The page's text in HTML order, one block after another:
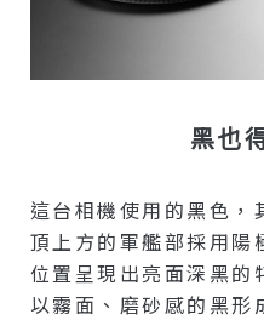
黑也
這台相機使用的黑色，
頂上方的軍艦部採用陽
位置呈現出亮面深黑的
以霧面、磨砂感的黑形